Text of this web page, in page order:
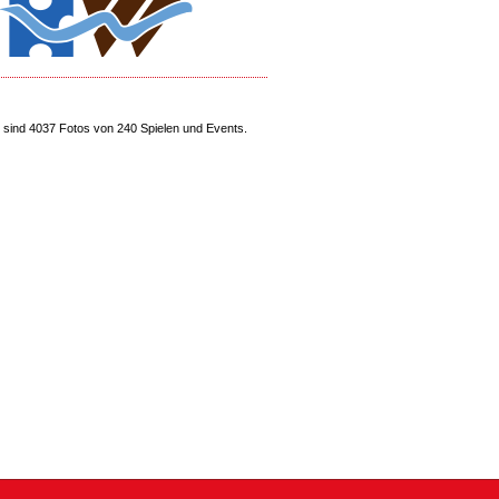
sind 4037 Fotos von 240 Spielen und Events.